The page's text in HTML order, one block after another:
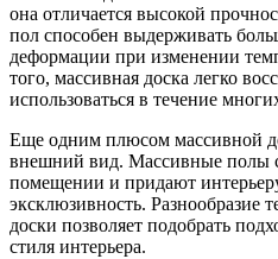
она отличается высокой
пол способен выдерживать
деформации при изменении
того, массивная доска легко
использоваться в течение
Еще одним плюсом массивной
внешний вид. Массивные полы
помещении и придают
эксклюзивность. Разнообразие
доски позволяет подобрать
стиля интерьера.